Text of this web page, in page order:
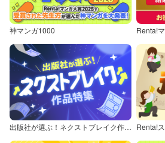
神マンガ1000 Renta!
出版社が選ぶ！ネクストブレイク作品特集 Renta!